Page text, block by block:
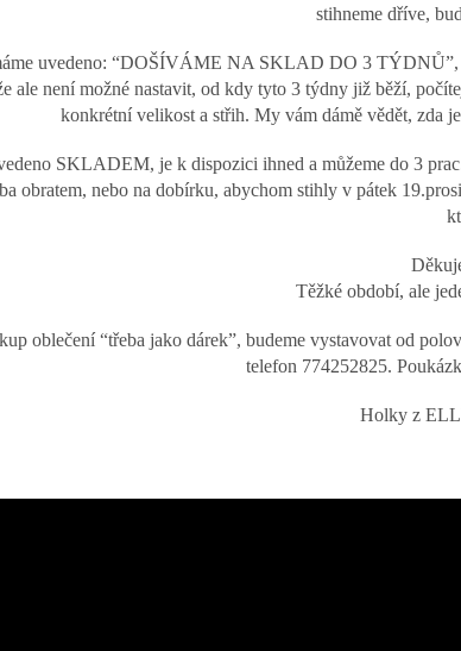
stihneme dříve,
uvedeno: “DOŠÍVÁME NA SKLAD DO 3 TÝDNŮ”,
ale není možné nastavit, od kdy tyto 3 týdny již běží,
konkrétní velikost a střih. My vám dámě vědět, zda
SKLADEM, je k dispozici ihned a můžeme do 3
obratem, nebo na dobírku, abychom stihly v pátek
Těžké období, ale
oblečení “třeba jako dárek”, budeme vystavovat od
telefon 774252825.
Holky z